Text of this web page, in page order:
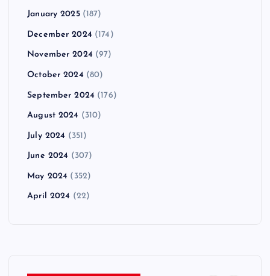
January 2025(187)
December 2024 (174)
November 2024 (97)
October 2024 (80)
September 2024 (176)
August 2024 (310)
July 2024 (351)
June 2024 (307)
May 2024 (352)
April 2024 (22)